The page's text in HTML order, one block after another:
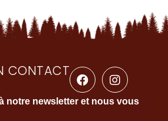
CONTACT
notre newsletter et nous vous